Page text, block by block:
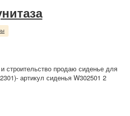
строительство продаю сиденье для
артикул сиденья W302501 2